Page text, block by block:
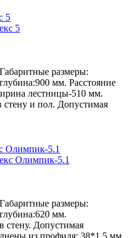
5
размеры:
мм. Расстояние
лестницы-510 мм.
и пол. Допустимая
Олимпик-5.1
размеры:
мм.
стену. Допустимая
из профиля: 38*1,5 мм.